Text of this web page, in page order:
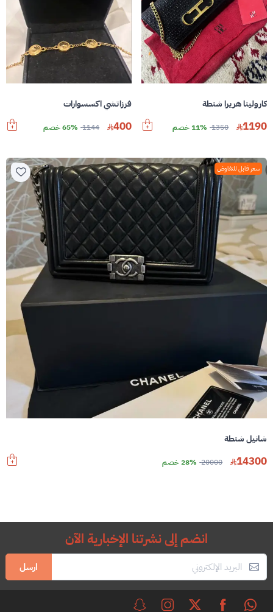
كارولينا هريرا شنطة
1190
1350 11% خصم
فرزاتشي اكسسوارات
400
1144 65% خصم
سعر قابل للتفاوض
شانيل شنطة
14300
20000 28% خصم
انضم إلى نشرتنا الإخبارية الآن
ارسل